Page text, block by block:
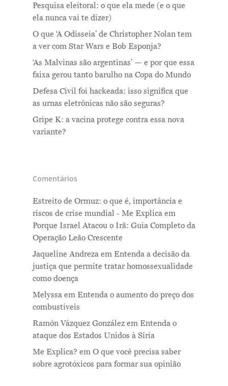
Pesquisa eleitoral: o que ela mede (e o que
ela nunca vai te dizer)
O que ‘A Odisseia’ de Christopher Nolan tem
a ver com Star Wars e Bob Esponja?
‘As Malvinas são argentinas’ — e por que essa
faixa gerou tanto barulho na Copa do Mundo
Defesa Civil foi hackeada: isso significa que
as urnas eletrônicas não são seguras?
Gripe K: a vacina protege contra essa nova
variante?
Comentários
Estreito de Ormuz: o que é, importância e
riscos de crise mundial - Me Explica em
Porque Israel Atacou o Irã: Guia Completo da
Operação Leão Crescente
Jaqueline Andreza em Entenda a decisão da
justiça que permite tratar homossexualidade
como doença
Melyssa em Entenda o aumento do preço dos
combustíveis
Ramón Vázquez González em Entenda o
ataque dos Estados Unidos à Síria
Me Explica? em O que você precisa saber
sobre agrotóxicos para formar sua opinião